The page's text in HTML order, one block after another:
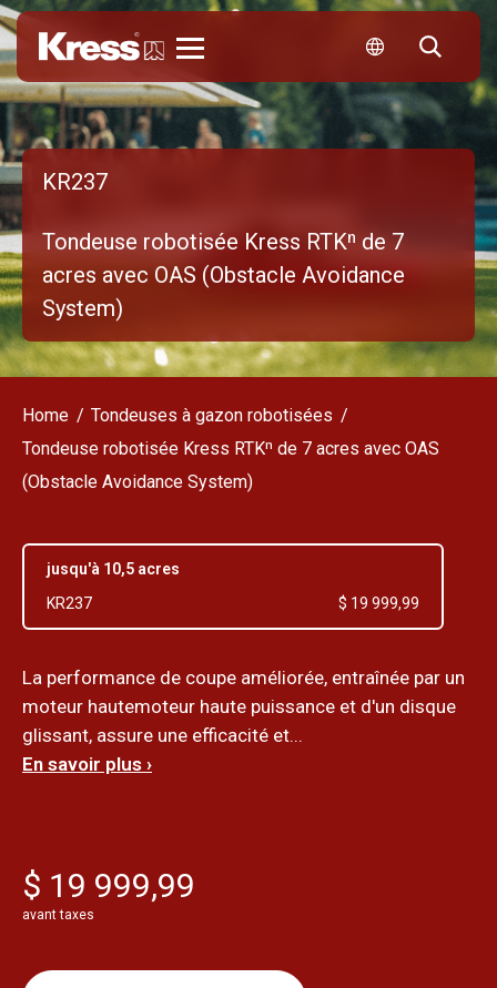
KR237
Tondeuse robotisée Kress RTKⁿ de 7
acres avec OAS (Obstacle Avoidance
System)
Home
Tondeuses à gazon robotisées
Tondeuse robotisée Kress RTKⁿ de 7 acres avec OAS
(Obstacle Avoidance System)
jusqu'à 10,5 acres
KR237
$ 19 999,99
La performance de coupe améliorée, entraînée par un
moteur hautemoteur haute puissance et d'un disque
glissant, assure une efficacité et...
En savoir plus ›
$ 19 999,99
avant taxes